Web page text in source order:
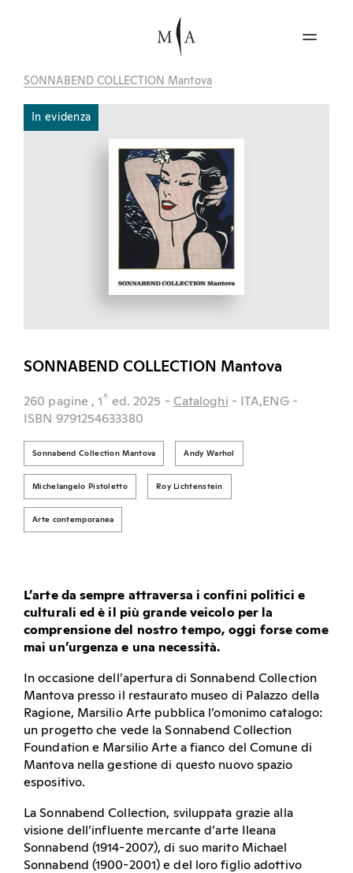
SONNABEND COLLECTION Mantova
In evidenza
SONNABEND COLLECTION Mantova
260 pagine , 1^ ed. 2025 - Cataloghi - ITA,ENG -
ISBN 9791254633380
Sonnabend Collection Mantova Andy Warhol
Michelangelo Pistoletto Roy Lichtenstein
Arte contemporanea
L’arte da sempre attraversa i confini politici e
culturali ed è il più grande veicolo per la
comprensione del nostro tempo, oggi forse come
mai un’urgenza e una necessità.
In occasione dell’apertura di Sonnabend Collection
Mantova presso il restaurato museo di Palazzo della
Ragione, Marsilio Arte pubblica l’omonimo catalogo:
un progetto che vede la Sonnabend Collection
Foundation e Marsilio Arte a fianco del Comune di
Mantova nella gestione di questo nuovo spazio
espositivo.
La Sonnabend Collection, sviluppata grazie alla
visione dell’influente mercante d’arte Ileana
Sonnabend (1914-2007), di suo marito Michael
Sonnabend (1900-2001) e del loro figlio adottivo